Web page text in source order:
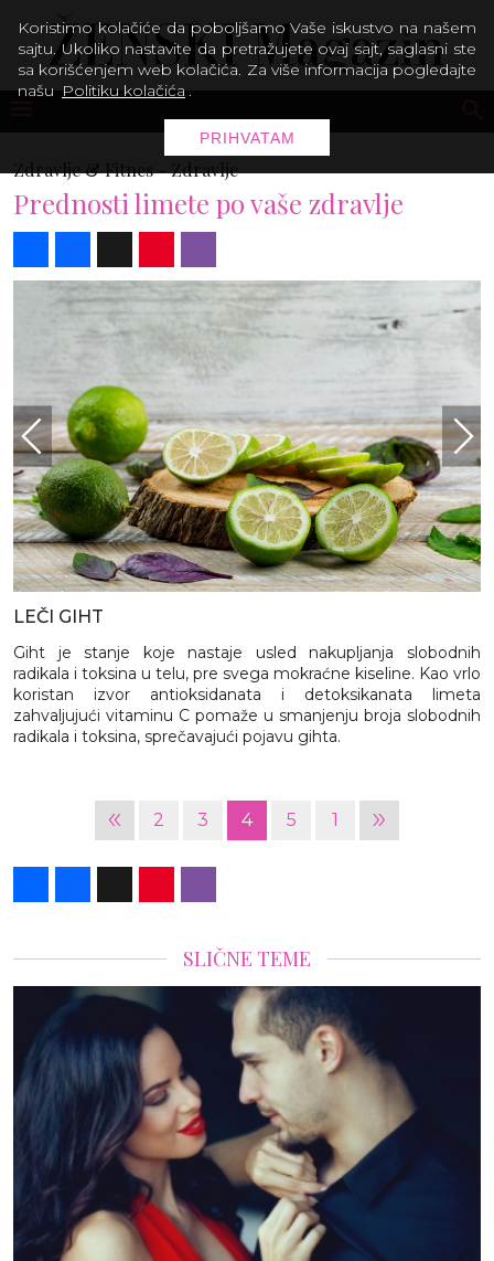
Zdravlje & Fitnes -Zdravlje
Prednosti limete po vaše zdravlje
LEČI GIHT
Giht je stanje koje nastaje usled nakupljanja slobodnih
radikala i toksina u telu, pre svega mokraćne kiseline. Kao vrlo
koristan izvor antioksidanata i detoksikanata limeta
zahvaljujući vitaminu C pomaže u smanjenju broja slobodnih
radikala i toksina, sprečavajući pojavu gihta.
« 2 3 4 5 1 »
SLIČNE TEME
Koristimo kolačiće da poboljšamo Vaše iskustvo na našem
sajtu. Ukoliko nastavite da pretražujete ovaj sajt, saglasni ste
sa korišćenjem web kolačića. Za više informacija pogledajte
našu Politiku kolačića .
PRIHVATAM